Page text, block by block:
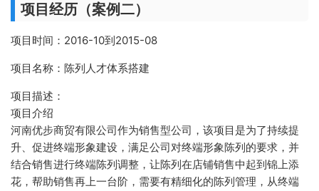
项目经历（案例二）
项目时间：2016-10到2015-08
项目名称：陈列人才体系搭建
项目描述：
项目介绍
河南优步商贸有限公司作为销售型公司，该项目是为了持续提
升、促进终端形象建设，满足公司对终端形象陈列的要求，并
结合销售进行终端陈列调整，让陈列在店铺销售中起到锦上添
花，帮助销售再上一台阶，需要有精细化的陈列管理，从终端